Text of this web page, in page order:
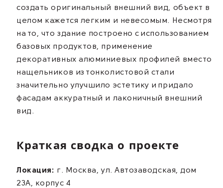
создать оригинальный внешний вид, объект в
целом кажется легким и невесомым. Несмотря
на то, что здание построено с использованием
базовых продуктов, применение
декоративных алюминиевых профилей вместо
нащельников из тонколистовой стали
значительно улучшило эстетику и придало
фасадам аккуратный и лаконичный внешний
вид.
Краткая сводка о проекте
Локация: г. Москва, ул. Автозаводская, дом
23А, корпус 4